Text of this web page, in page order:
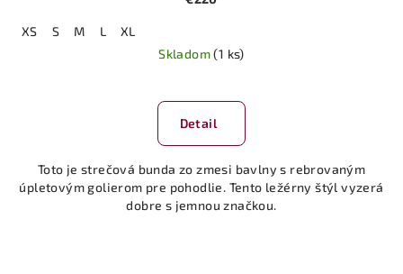
XS S M L
XL
Skladom(1 ks)
Detail
Toto je strečová bunda zo zmesi bavlny s rebrovaným
úpletovým golierom pre pohodlie. Tento ležérny štýl vyzerá
dobre s jemnou značkou.